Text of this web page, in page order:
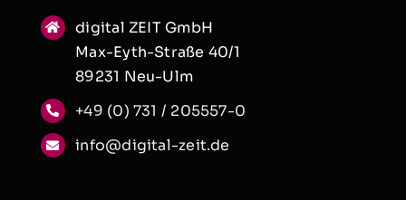
digital ZEIT GmbH
Max-Eyth-Straße 40/1
89231 Neu-Ulm
+49 (0) 731 / 205557-0
info@digital-zeit.de